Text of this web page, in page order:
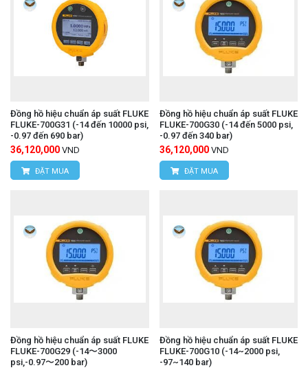
Đồng hồ hiệu chuẩn áp suất FLUKE
FLUKE-700G31 (-14 đến 10000 psi,
-0.97 đến 690 bar)
36,120,000 VND
ĐẶT MUA
Đồng hồ hiệu chuẩn áp suất FLUKE
FLUKE-700G30 (-14 đến 5000 psi,
-0.97 đến 340 bar)
36,120,000 VND
ĐẶT MUA
Đồng hồ hiệu chuẩn áp suất FLUKE
FLUKE-700G29 (-14〜3000
psi,-0.97〜200 bar)
Đồng hồ hiệu chuẩn áp suất FLUKE
FLUKE-700G10 (-14~2000 psi,
-97~140 bar)